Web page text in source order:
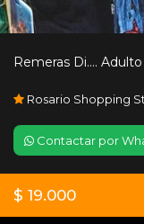
Remeras Di....
Rosario Shopping
Contactar por
$ 19.000